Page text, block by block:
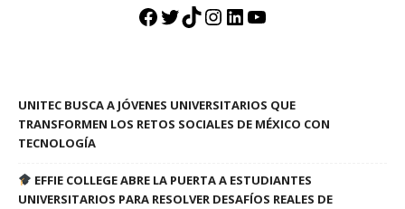
Facebook
Twitter
TikTok
Instagram
LinkedIn
YouTube
UNITEC BUSCA A JÓVENES UNIVERSITARIOS QUE
TRANSFORMEN LOS RETOS SOCIALES DE MÉXICO CON
TECNOLOGÍA
EFFIE COLLEGE ABRE LA PUERTA A ESTUDIANTES
UNIVERSITARIOS PARA RESOLVER DESAFÍOS REALES DE